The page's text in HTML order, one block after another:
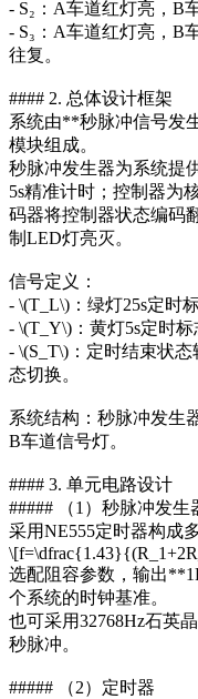
- S₂：A车道红灯亮，B
- S₃：A车道红灯亮，B
往复。
#### 2. 总体设计框架
系统由**秒脉冲信号发
模块组成。
秒脉冲发生器为系统提
5s精准计时；控制器为
码器将控制器状态编码
制LED灯亮灭。
信号定义：
- \(T_L\)：绿灯25s定时
- \(T_Y\)：黄灯5s定时
- \(S_T\)：定时结束状
态切换。
系统结构：秒脉冲发
B车道信号灯。
#### 3. 单元电路设计
##### （1）秒脉冲发生
采用NE555定时器构成
选配阻容参数，输出
个系统的时钟基准。
也可采用32768Hz石英
秒脉冲。
##### （2）定时器